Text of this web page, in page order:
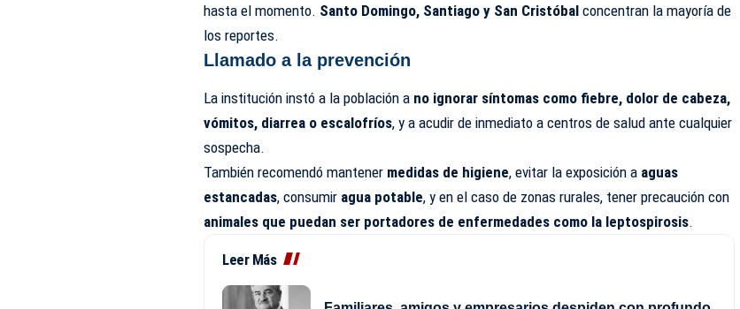
hasta el momento. Santo Domingo, Santiago y San Cristóbal concentran la mayoría de
los reportes.
Llamado a la prevención
La institución instó a la población a no ignorar síntomas como fiebre, dolor de cabeza,
vómitos, diarrea o escalofríos, y a acudir de inmediato a centros de salud ante cualquier
sospecha.
También recomendó mantener medidas de higiene, evitar la exposición a aguas
estancadas, consumir agua potable, y en el caso de zonas rurales, tener precaución con
animales que puedan ser portadores de enfermedades como la leptospirosis.
Leer Más